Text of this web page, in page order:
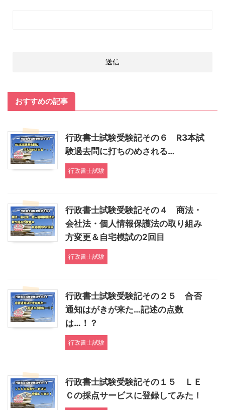
おすすめの記事
行政書士試験受験記その６ R3本試
験過去問に打ちのめされる…
行政書士試験
行政書士試験受験記その４ 商法・
会社法・個人情報保護法の取り組み
方変更＆自宅模試の2回目
行政書士試験
行政書士試験受験記その２５ 合否
通知はがきが来た…記述の点数
は…！？
行政書士試験
行政書士試験受験記その１５ ＬＥ
Ｃの採点サービスに登録してみた！